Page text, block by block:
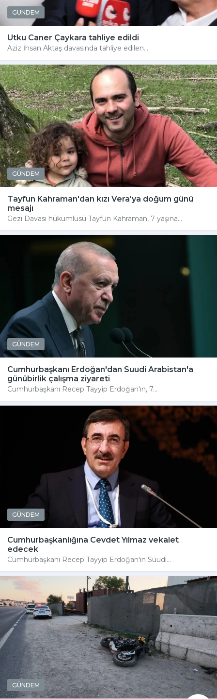
GÜNDEM
Utku Caner Çaykara tahliye edildi
Aziz İhsan Aktaş davasında tahliye edilen...
GÜNDEM
Tayfun Kahraman'dan kızı Vera'ya doğum günü
mesajı
Gezi Davası hükümlüsü Tayfun Kahraman, 7 yaşına...
GÜNDEM
Cumhurbaşkanı Erdoğan'dan Suudi Arabistan'a
günübirlik çalışma ziyareti
Cumhurbaşkanı Recep Tayyip Erdoğan'ın, 7...
GÜNDEM
Cumhurbaşkanlığına Cevdet Yılmaz vekalet
edecek
Cumhurbaşkanı Recep Tayyip Erdoğan'ın Suudi...
GÜNDEM